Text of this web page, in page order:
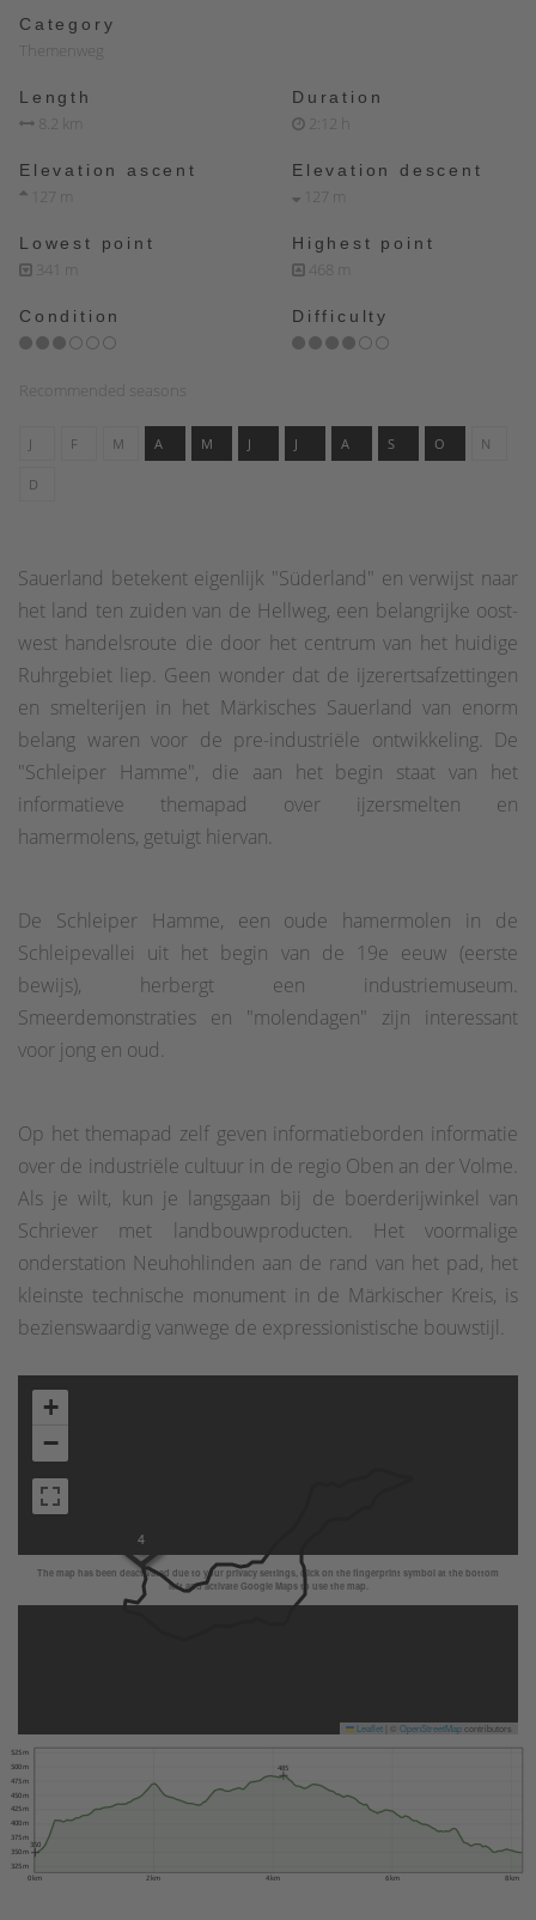
Category
Themenweg
Length
8.2 km
Duration
2:12 h
Elevation ascent
127 m
Elevation descent
127 m
Lowest point
341 m
Highest point
468 m
Condition Difficulty
Recommended seasons
J F M A M J J A S O N
D
Sauerland betekent eigenlijk "Süderland" en verwijst naar
het land ten zuiden van de Hellweg, een belangrijke oost-
west handelsroute die door het centrum van het huidige
Ruhrgebiet liep. Geen wonder dat de ijzerertsafzettingen
en smelterijen in het Märkisches Sauerland van enorm
belang waren voor de pre-industriële ontwikkeling. De
"Schleiper Hamme", die aan het begin staat van het
informatieve themapad over ijzersmelten en
hamermolens, getuigt hiervan.
De Schleiper Hamme, een oude hamermolen in de
Schleipevallei uit het begin van de 19e eeuw (eerste
bewijs), herbergt een industriemuseum.
Smeerdemonstraties en "molendagen" zijn interessant
voor jong en oud.
Op het themapad zelf geven informatieborden informatie
over de industriële cultuur in de regio Oben an der Volme.
Als je wilt, kun je langsgaan bij de boerderijwinkel van
Schriever met landbouwproducten. Het voormalige
onderstation Neuhohlinden aan de rand van het pad, het
kleinste technische monument in de Märkischer Kreis, is
bezienswaardig vanwege de expressionistische bouwstijl.
The map has been deactivated due to your privacy settings, click on the fingerprint symbol at the bottom
left and activate Google Maps to use the map.
4
+
−
Leaflet OpenStreetMapcontributors
0 km 2 km 4 km 6 km 8 km
325 m
350 m
375 m
400 m
425 m
450 m
475 m
500 m
525 m
350
485